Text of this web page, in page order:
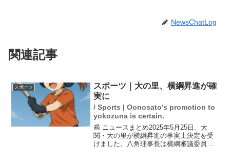
NewsChatLog
関連記事
スポーツ
スポーツ｜大の里、横綱昇進が確
実に
/ Sports | Oonosato’s promotion to
yokozuna is certain.
📰 ニュースまとめ2025年5月25日、大
関・大の里が横綱昇進の事実上決定を受
けました。八角理事長は横綱審議委員会